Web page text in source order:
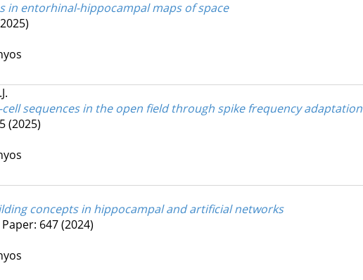
in entorhinal-hippocampal maps of space
sequences in the open field through spike frequency adaptation
(2025)
concepts in hippocampal and artificial networks
Paper: 647(2024)